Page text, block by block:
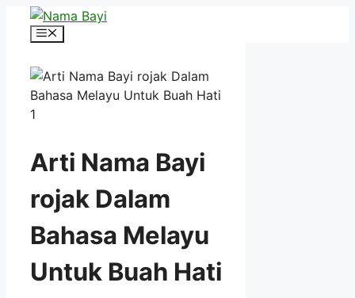
Langsung
Menu
Arti Nama Bayi
rojak Dalam
Bahasa Melayu
Untuk Buah Hati